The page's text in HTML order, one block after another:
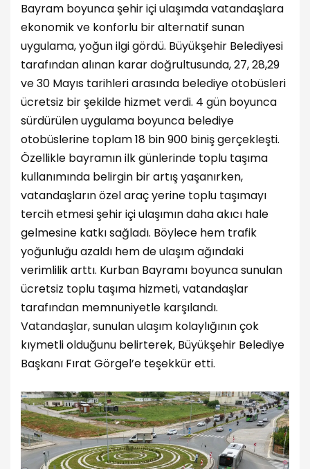
Bayram boyunca şehir içi ulaşımda vatandaşlara
ekonomik ve konforlu bir alternatif sunan
uygulama, yoğun ilgi gördü. Büyükşehir Belediyesi
tarafından alınan karar doğrultusunda, 27, 28,29
ve 30 Mayıs tarihleri arasında belediye otobüsleri
ücretsiz bir şekilde hizmet verdi. 4 gün boyunca
sürdürülen uygulama boyunca belediye
otobüslerine toplam 18 bin 900 biniş gerçekleşti.
Özellikle bayramın ilk günlerinde toplu taşıma
kullanımında belirgin bir artış yaşanırken,
vatandaşların özel araç yerine toplu taşımayı
tercih etmesi şehir içi ulaşımın daha akıcı hale
gelmesine katkı sağladı. Böylece hem trafik
yoğunluğu azaldı hem de ulaşım ağındaki
verimlilik arttı. Kurban Bayramı boyunca sunulan
ücretsiz toplu taşıma hizmeti, vatandaşlar
tarafından memnuniyetle karşılandı.
Vatandaşlar, sunulan ulaşım kolaylığının çok
kıymetli olduğunu belirterek, Büyükşehir Belediye
Başkanı Fırat Görgel’e teşekkür etti.